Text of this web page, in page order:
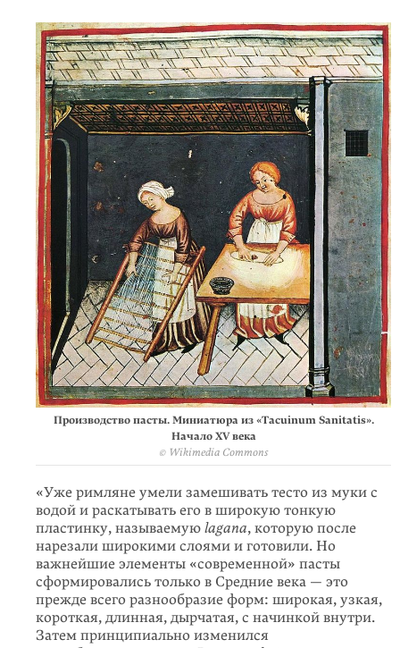
Производство пасты. Миниатюра из «Tacuinum Sanitatis».
Начало XV века
© Wikimedia Commons
«Уже римляне умели замешивать тесто из муки с
водой и раскатывать его в широкую тонкую
пластинку, называемую lagana, которую после
нарезали широкими слоями и готовили. Но
важнейшие элементы «современной» пасты
сформировались только в Средние века — это
прежде всего разнообразие форм: широкая, узкая,
короткая, длинная, дырчатая, с начинкой внутри.
Затем принципиально изменился